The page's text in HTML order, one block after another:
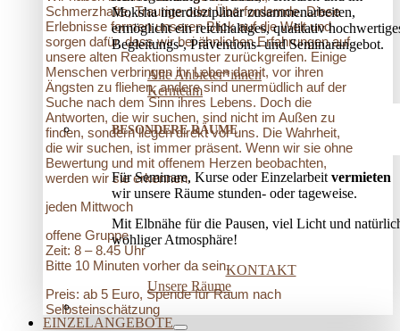
Moksha interdisziplinär zusammenarbeiten,
ermöglicht ein reichhaltiges, qualitativ
Begleitungs-, Präventions­- und Seminarangebot.
Alle Anbieter*innen
Kernteam
BESONDERE RÄUME
Für Seminare, Kurse oder Einzelarbeit vermieten
wir unsere Räume stunden- oder tageweise.
Mit Elbnähe für die Pausen, viel Licht und
wohliger Atmosphäre!
KONTAKT
Unsere Räume
EINZELANGEBOTE
Schmerzhafte, Traurige oder Überfordernde. Diese
Erlebnisse formen unseren Blick auf die Welt und
sorgen dafür, dass wir bei ähnlichen Erfahrungen auf
unsere alten Reaktionsmuster zurückgreifen. Einige
Menschen verbringen ihr Leben damit, vor ihren
Ängsten zu fliehen, andere sind unermüdlich auf der
Suche nach dem Sinn ihres Lebens. Doch die
Antworten, die wir suchen, sind nicht im Außen zu
finden, sondern liegen direkt vor uns. Die Wahrheit,
die wir suchen, ist immer präsent. Wenn wir sie ohne
Bewertung und mit offenem Herzen beobachten,
werden wir sie erkennen.
jeden Mittwoch
offene Gruppe
Zeit: 8 – 8.45 Uhr
Bitte 10 Minuten vorher da sein.
Preis: ab 5 Euro, Spende für Raum nach
Selbsteinschätzung